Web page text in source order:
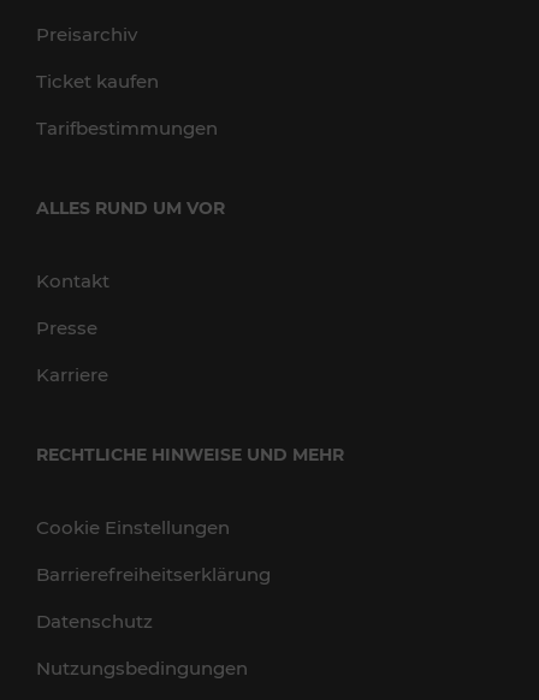
Preisarchiv
Ticket kaufen
Tarifbestimmungen
ALLES RUND UM VOR
Kontakt
Presse
Karriere
RECHTLICHE HINWEISE UND MEHR
Cookie Einstellungen
Barrierefreiheitserklärung
Datenschutz
Nutzungsbedingungen